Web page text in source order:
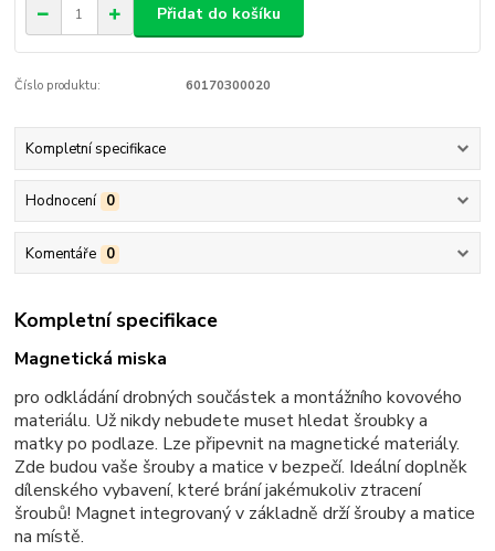
Přidat do košíku
Číslo produktu: 60170300020
Kompletní specifikace
Hodnocení 0
Komentáře 0
Kompletní specifikace
Magnetická miska
pro odkládání drobných součástek a montážního kovového
materiálu. Už nikdy nebudete muset hledat šroubky a
matky po podlaze. Lze připevnit na magnetické materiály.
Zde budou vaše šrouby a matice v bezpečí. Ideální doplněk
dílenského vybavení, které brání jakémukoliv ztracení
šroubů! Magnet integrovaný v základně drží šrouby a matice
na místě.